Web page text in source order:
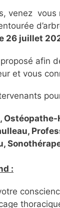
venez
26 juillet
afin
et vous
Ostéopathe-
: